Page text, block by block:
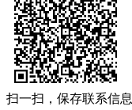
扫一扫，保存联系信息